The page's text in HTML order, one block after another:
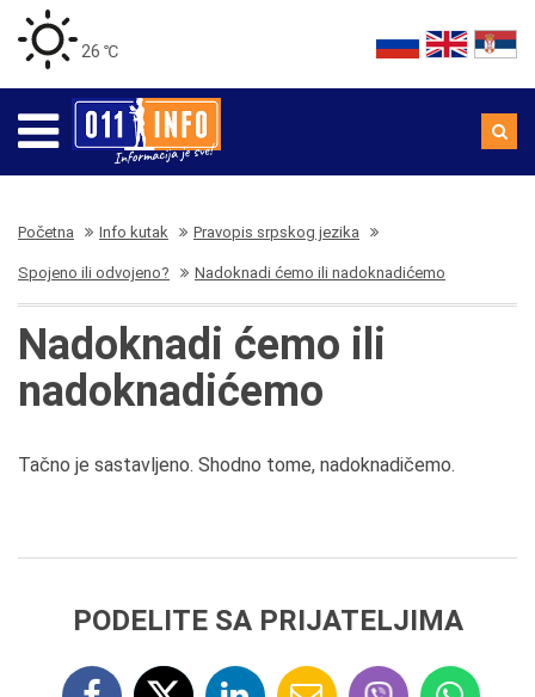
26 ℃
Početna Info kutak Pravopis srpskog jezika
Spojeno ili odvojeno? Nadoknadi ćemo ili nadoknadićemo
Nadoknadi ćemo ili
nadoknadićemo
Tačno je sastavljeno. Shodno tome, nadoknadičemo.
PODELITE SA PRIJATELJIMA